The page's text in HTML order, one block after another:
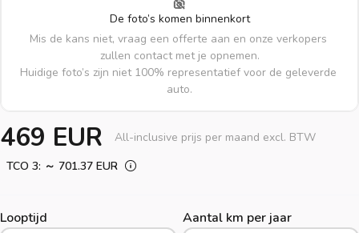
De foto’s komen binnenkort
Mis de kans niet, vraag een offerte aan en onze verkopers
zullen contact met je opnemen.
Huidige foto’s zijn niet 100% representatief voor de geleverde
auto.
469 EUR
All-inclusive prijs per maand excl. BTW
TCO 3: ～ 701.37 EUR
Looptijd
Aantal km per jaar